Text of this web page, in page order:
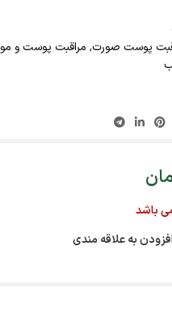
پوست صورت, مراقبت پوست و مو
باشد
به علاقه مندی